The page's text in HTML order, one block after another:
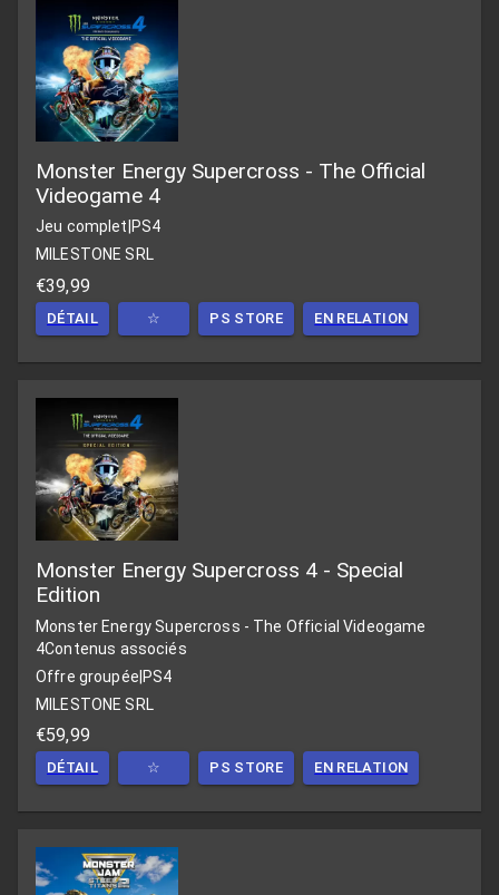
Monster Energy Supercross - The Official
Videogame 4
Jeu complet PS4
MILESTONE SRL
€39,99
DÉTAIL ☆ PS STORE EN RELATION
Monster Energy Supercross 4 - Special
Edition
Monster Energy Supercross - The Official Videogame
4Contenus associés
Offre groupée PS4
MILESTONE SRL
€59,99
DÉTAIL ☆ PS STORE EN RELATION